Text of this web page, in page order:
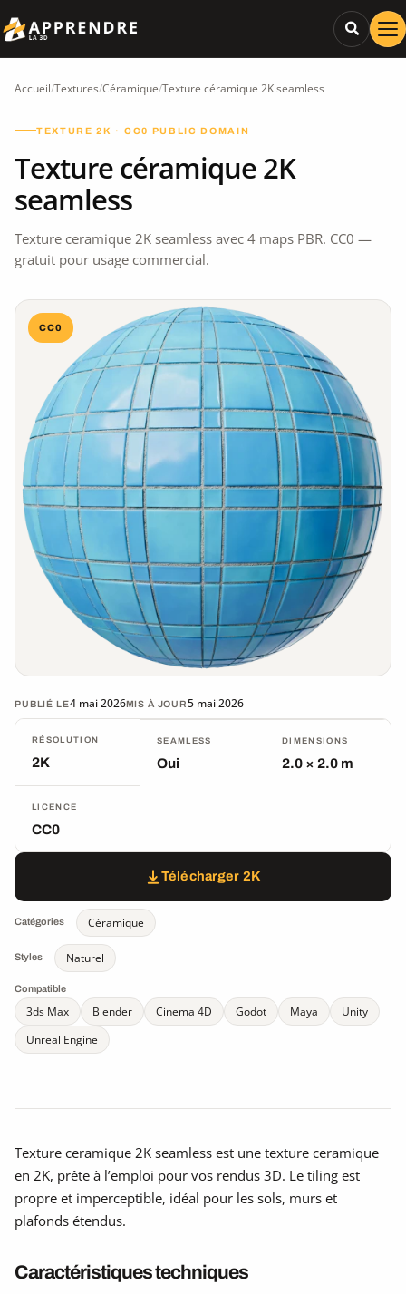
Accueil/Textures/Céramique/Texture céramique 2K seamless
TEXTURE 2K · CC0 PUBLIC DOMAIN
Texture céramique 2K
seamless
Texture ceramique 2K seamless avec 4 maps PBR. CC0 —
gratuit pour usage commercial.
CC0
PUBLIÉ LE4 mai 2026MIS À JOUR5 mai 2026
RÉSOLUTION
2K
SEAMLESS
Oui
DIMENSIONS
2.0 × 2.0 m
LICENCE
CC0
Télécharger 2K
Catégories Céramique
Styles Naturel
Compatible
3ds Max Blender Cinema 4D Godot Maya
Unity
Unreal Engine
Texture ceramique 2K seamless est une texture ceramique
en 2K, prête à l’emploi pour vos rendus 3D. Le tiling est
propre et imperceptible, idéal pour les sols, murs et
plafonds étendus.
Caractéristiques techniques